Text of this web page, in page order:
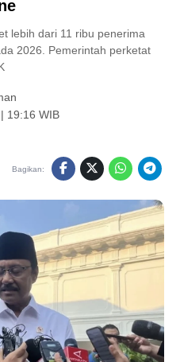
lebih dari 11 ribu penerima
2026. Pemerintah perketat
19:16 WIB
Bagikan: